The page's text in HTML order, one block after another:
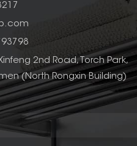
2nd Road, Torch Park,
(North Rongxin Building)